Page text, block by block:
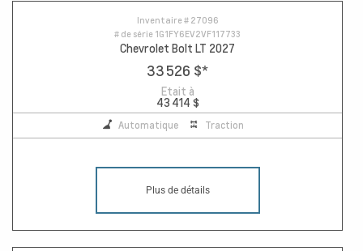
Inventaire # 27096
# de série 1G1FY6EV2VF117733
Chevrolet Bolt LT 2027
33 526 $*
Etait à
43 414 $
Automatique Traction
Plus de détails